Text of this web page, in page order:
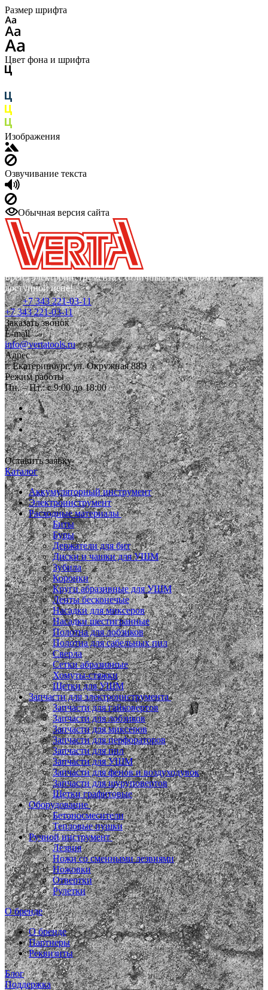
Размер шрифта
Цвет фона и шрифта
Изображения
Озвучивание текста
Обычная версия сайта
Бренд электроинструмента с отличным качеством по
доступной цене!
+7 343 221-03-11
+7 343 221-03-11
Заказать звонок
E-mail
info@vertatools.ru
Адрес
г. Екатеринбург, ул. Окружная 88Э
Режим работы
Пн. – Пт.: с 9:00 до 18:00
Оставить заявку
Каталог
Аккумуляторный инструмент
Электроинструмент
Расходные материалы
Биты
Буры
Держатели для бит
Диски и чашки для УШМ
Зубила
Коронки
Круги абразивные для УШМ
Ленты бесконечые
Насадки для миксеров
Насадки шестигранные
Полотна для лобзиков
Полотна для сабельных пил
Сверла
Сетки абразивные
Хомуты-стяжки
Щетки для УШМ
Запчасти для электроинструмента
Запчасти для гайковертов
Запчасти для лобзиков
Запчасти для миксеров
Запчасти для перфораторов
Запчасти для пил
Запчасти для УШМ
Запчасти для фенов и воздуходувок
Запчасти для шуруповертов
Щетки графитовые
Оборудование
Бетоносмесители
Тепловые пушки
Ручной инструмент
Лезвия
Ножи со сменными лезвиями
Ножовки
Отвертки
Рулетки
О бренде
О бренде
Партнеры
Реквизиты
Блог
Поддержка